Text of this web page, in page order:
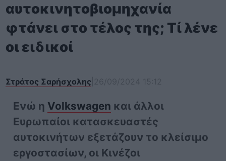
αυτοκινητοβιομηχανία
φτάνει στο τέλος της; Τί λένε
οι ειδικοί
Στράτος Σαρήσχολης
Ενώ η Volkswagen και άλλοι
Ευρωπαίοι κατασκευαστές
αυτοκινήτων εξετάζουν το κλείσιμο
εργοστασίων, οι Κινέζοι